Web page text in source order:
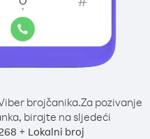
brojčanika.Za pozivanje
birajte na sljedeći
+ Lokalni broj